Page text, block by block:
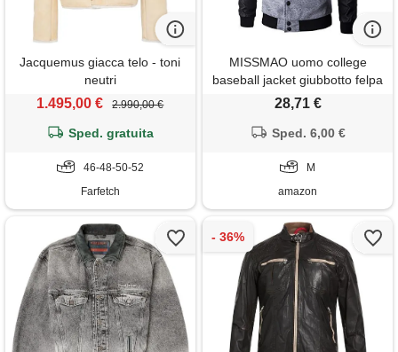
Jacquemus giacca telo - toni
neutri
1.495,00 € 2.990,00 €
Sped. gratuita
46-48-50-52
Farfetch
MISSMAO uomo college
baseball jacket giubbotto felpa
pu cuciture in pelle grigio
28,71 €
Sped. 6,00 €
M
amazon